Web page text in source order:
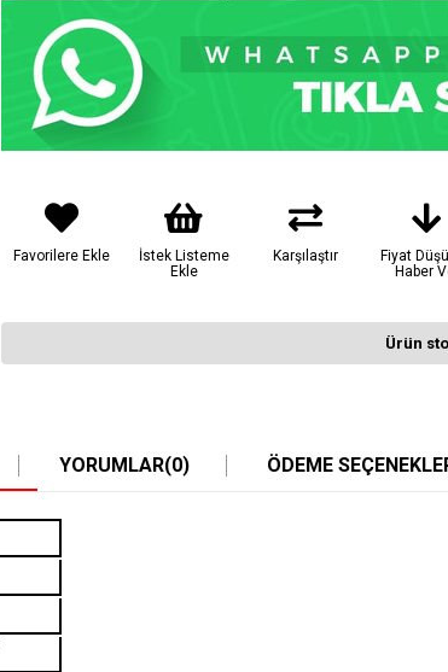
Favorilere Ekle
İstek Listeme
Ekle
Karşılaştır
Fiyat
Haber
Ürün
YORUMLAR(0) ÖDEME